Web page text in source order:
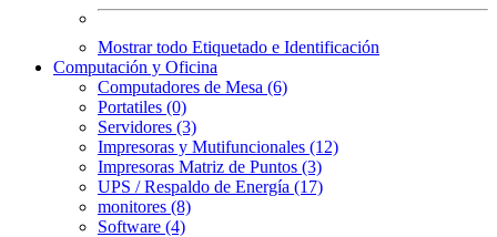
Mostrar todo Etiquetado e Identificación
Computación y Oficina
Computadores de Mesa (6)
Portatiles (0)
Servidores (3)
Impresoras y Mutifuncionales (12)
Impresoras Matriz de Puntos (3)
UPS / Respaldo de Energía (17)
monitores (8)
Software (4)